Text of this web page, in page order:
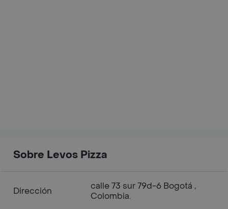
Sobre Levos Pizza
Dirección
calle 73 sur 79d-6 Bogotá ,
Colombia.